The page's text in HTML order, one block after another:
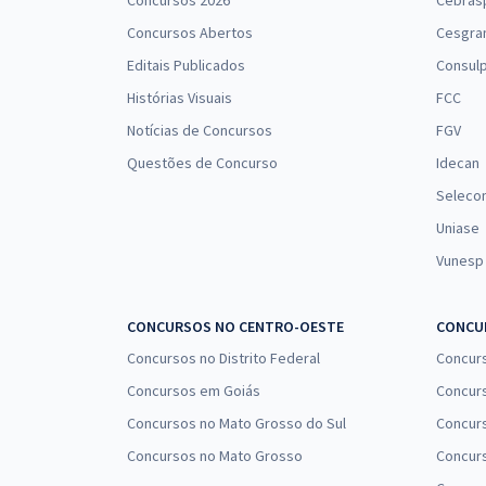
Concursos Abertos
Editais Publicados
Histórias Visuais
Notícias de Concursos
Questões de Concurso
FCC
FGV
Idecan
Uniase
Vunesp
CONCURSOS NO CENTRO-OESTE
Concursos no Distrito Federal
Concursos em Goiás
Concursos no Mato Grosso do Sul
Concursos no Mato Grosso